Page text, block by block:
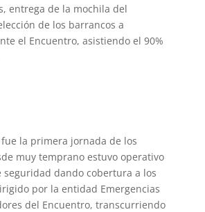
entrega de la mochila del
de los barrancos a
el Encuentro, asistiendo el 90%
la primera jornada de los
muy temprano estuvo operativo
seguridad dando cobertura a los
por la entidad Emergencias
del Encuentro, transcurriendo